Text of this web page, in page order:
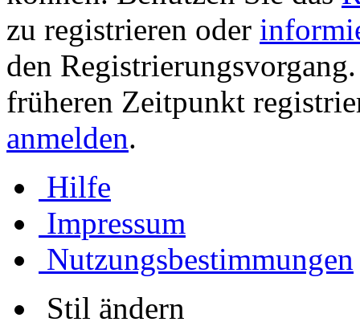
zu registrieren oder
den
früheren Zeitpunkt
anmelden.
Hilfe
Impressum
Nutzungsbestimmungen
Stil ändern